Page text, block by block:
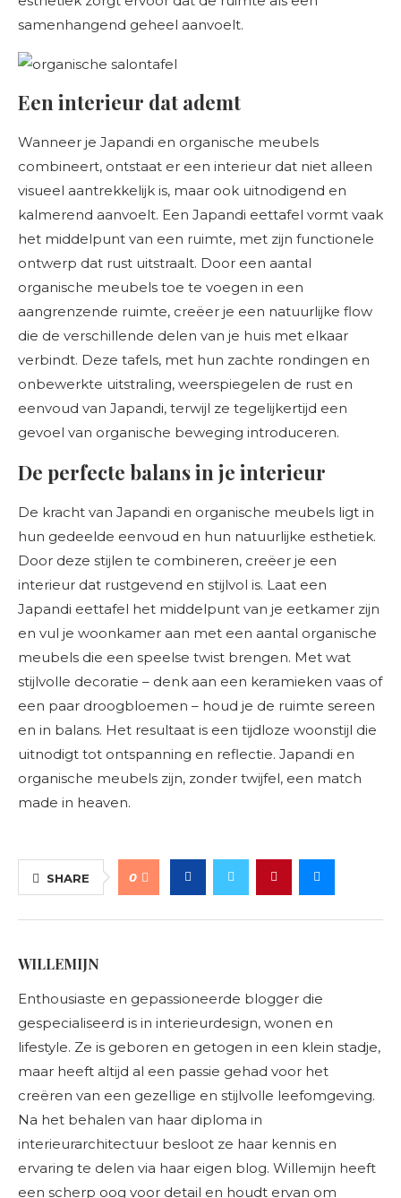
samenhangend geheel aanvoelt.
Een interieur dat ademt
Wanneer je Japandi en organische meubels
combineert, ontstaat er een interieur dat niet alleen
visueel aantrekkelijk is, maar ook uitnodigend en
kalmerend aanvoelt. Een Japandi eettafel vormt vaak
het middelpunt van een ruimte, met zijn functionele
ontwerp dat rust uitstraalt. Door een aantal
organische meubels toe te voegen in een
aangrenzende ruimte, creëer je een natuurlijke flow
die de verschillende delen van je huis met elkaar
verbindt. Deze tafels, met hun zachte rondingen en
onbewerkte uitstraling, weerspiegelen de rust en
eenvoud van Japandi, terwijl ze tegelijkertijd een
gevoel van organische beweging introduceren.
De perfecte balans in je interieur
De kracht van Japandi en organische meubels ligt in
hun gedeelde eenvoud en hun natuurlijke esthetiek.
Door deze stijlen te combineren, creëer je een
interieur dat rustgevend en stijlvol is. Laat een
Japandi eettafel het middelpunt van je eetkamer zijn
en vul je woonkamer aan met een aantal organische
meubels die een speelse twist brengen. Met wat
stijlvolle decoratie – denk aan een keramieken vaas of
een paar droogbloemen – houd je de ruimte sereen
en in balans. Het resultaat is een tijdloze woonstijl die
uitnodigt tot ontspanning en reflectie. Japandi en
organische meubels zijn, zonder twijfel, een match
made in heaven.
SHARE 0
WILLEMIJN
Enthousiaste en gepassioneerde blogger die
gespecialiseerd is in interieurdesign, wonen en
lifestyle. Ze is geboren en getogen in een klein stadje,
maar heeft altijd al een passie gehad voor het
creëren van een gezellige en stijlvolle leefomgeving.
Na het behalen van haar diploma in
interieurarchitectuur besloot ze haar kennis en
ervaring te delen via haar eigen blog. Willemijn heeft
een scherp oog voor detail en houdt ervan om